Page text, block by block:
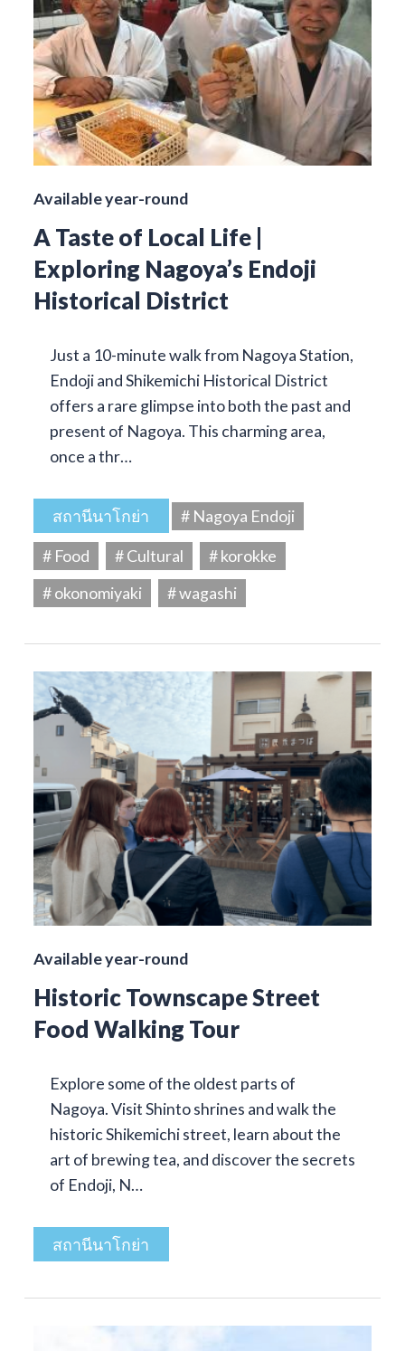
Available year-round
A Taste of Local Life |
Exploring Nagoya’s Endoji
Historical District
Just a 10-minute walk from Nagoya Station,
Endoji and Shikemichi Historical District
offers a rare glimpse into both the past and
present of Nagoya. This charming area,
once a thr…
สถานีนาโกย่า
# Nagoya Endoji
# Food
# Cultural
# korokke
# okonomiyaki
# wagashi
Available year-round
Historic Townscape Street
Food Walking Tour
Explore some of the oldest parts of
Nagoya. Visit Shinto shrines and walk the
historic Shikemichi street, learn about the
art of brewing tea, and discover the secrets
of Endoji, N…
สถานีนาโกย่า